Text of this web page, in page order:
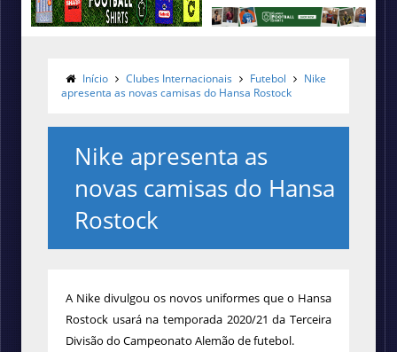
Início Clubes Internacionais Futebol
Nike
apresenta as novas camisas do Hansa Rostock
Nike apresenta as
novas camisas do Hansa
Rostock
A Nike divulgou os novos uniformes que o Hansa
Rostock usará na temporada 2020/21 da Terceira
Divisão do Campeonato Alemão de futebol.